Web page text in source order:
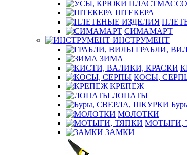
ШТЕКЕРА
СИМАМАРТ
ИНСТРУМЕНТ
ГРАБЛИ,
ЗИМА
КОСЫ,
КРЕПЕЖ
ЛОПАТЫ
МОЛОТКИ
МОТЫГИ,
ЗАМКИ